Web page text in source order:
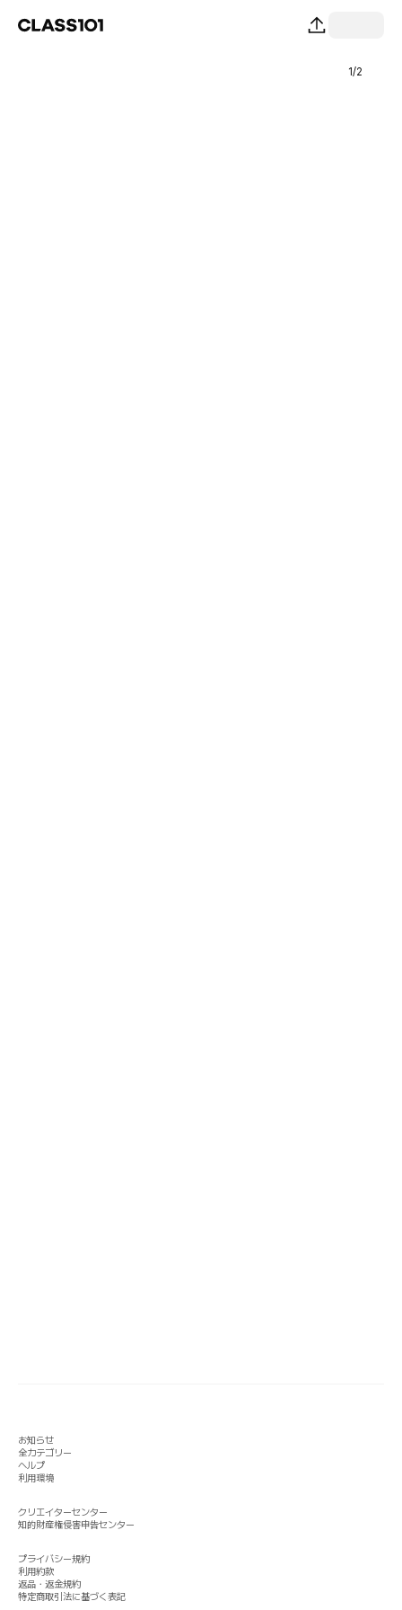
1/2
お知らせ
全カテゴリー
ヘルプ
利用環境
クリエイターセンター
知的財産権侵害申告センター
プライバシー規約
利用約款
返品・返金規約
特定商取引法に基づく表記